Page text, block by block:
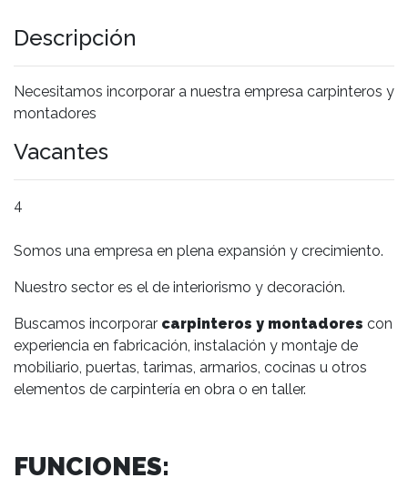
Descripción
Necesitamos incorporar a nuestra empresa carpinteros y
montadores
Vacantes
4
Somos una empresa en plena expansión y crecimiento.
Nuestro sector es el de interiorismo y decoración.
Buscamos incorporar carpinteros y montadores con
experiencia en fabricación, instalación y montaje de
mobiliario, puertas, tarimas, armarios, cocinas u otros
elementos de carpintería en obra o en taller.
FUNCIONES: